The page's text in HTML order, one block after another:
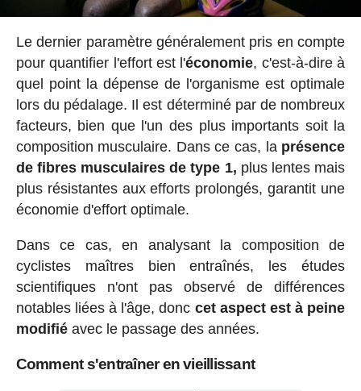
Le dernier paramètre généralement pris en compte
pour quantifier l'effort est l'économie, c'est-à-dire à
quel point la dépense de l'organisme est optimale
lors du pédalage. Il est déterminé par de nombreux
facteurs, bien que l'un des plus importants soit la
composition musculaire. Dans ce cas, la présence
de fibres musculaires de type 1, plus lentes mais
plus résistantes aux efforts prolongés, garantit une
économie d'effort optimale.
Dans ce cas, en analysant la composition de
cyclistes maîtres bien entraînés, les études
scientifiques n'ont pas observé de différences
notables liées à l'âge, donc cet aspect est à peine
modifiéavec le passage des années.
Comment s'entraîner en vieillissant